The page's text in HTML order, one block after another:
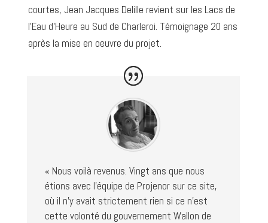
courtes, Jean Jacques Delille revient sur les Lacs de
l’Eau d’Heure au Sud de Charleroi. Témoignage 20 ans
après la mise en oeuvre du projet.
« Nous voilà revenus. Vingt ans que nous
étions avec l’équipe de Projenor sur ce site,
où il n’y avait strictement rien si ce n’est
cette volonté du gouvernement Wallon de